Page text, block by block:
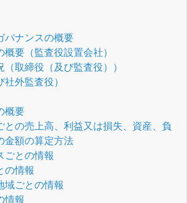
バナンスの概要
要（監査役設置会社）
取締役（及び監査役））
外監査役）
概要
との売上高、利益又は損失、資産、負
金額の算定方法
ごとの情報
の情報
域ごとの情報
情報